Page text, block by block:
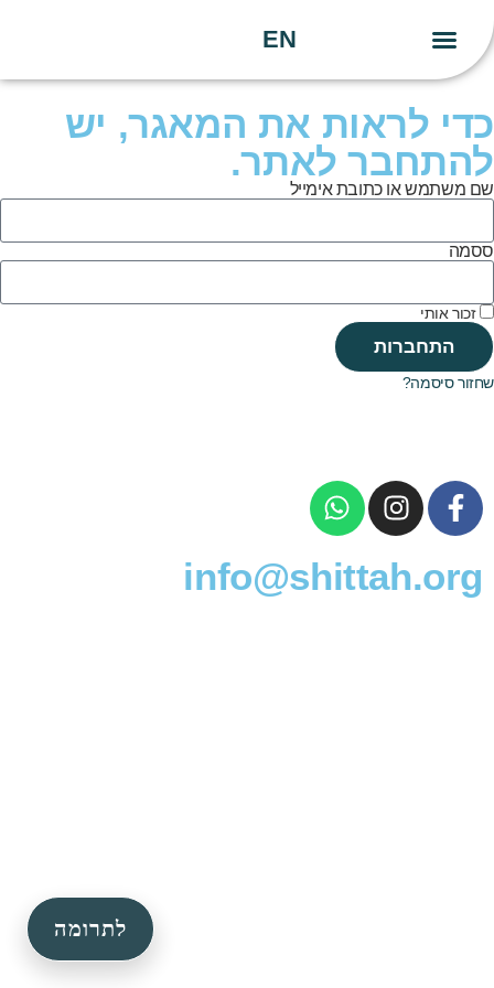
לתרומה
EN
כדי לראות את המאגר, יש
להתחבר לאתר.
שם משתמש או כתובת אימייל
ססמה
זכור אותי
התחברות
שחזור סיסמה?
info@shittah.org